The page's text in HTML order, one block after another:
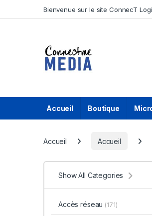
Bienvenue sur le site ConnecT
Accueil Boutique
Accueil Accueil
Show All Categories
Accès réseau (171)